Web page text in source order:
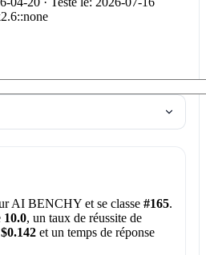
AI BENCHY et se classe #165.
10.0, un taux de réussite de
$0.142et un temps de réponse